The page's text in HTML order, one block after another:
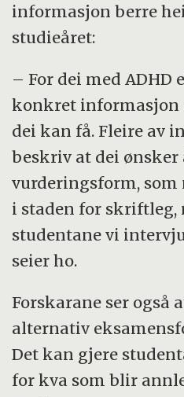
informasjon berre
studieåret:
– For dei med ADHD
konkret informasjon
dei kan få. Fleire av
beskriv at dei
vurderingsform,
i staden for skriftleg,
studentane vi
seier ho.
Forskarane ser også
alternativ
Det kan gjere
for kva som blir